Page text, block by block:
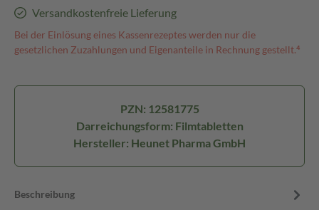
Versandkostenfreie Lieferung
Bei der Einlösung eines Kassenrezeptes werden nur die
gesetzlichen Zuzahlungen und Eigenanteile in Rechnung gestellt.⁴
PZN: 12581775
Darreichungsform: Filmtabletten
Hersteller: Heunet Pharma GmbH
Beschreibung